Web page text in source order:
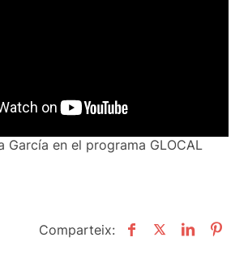
García en el programa GLOCAL
Comparteix: